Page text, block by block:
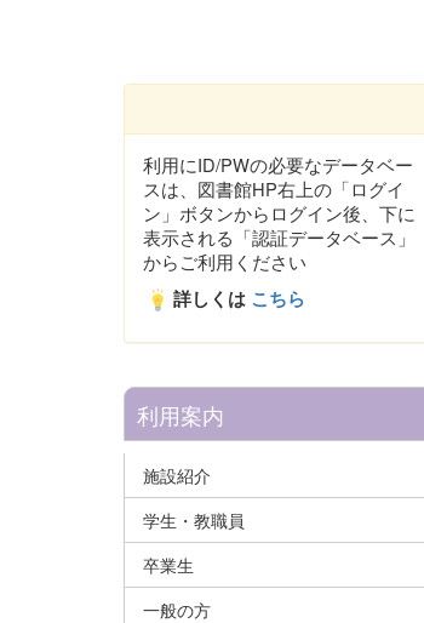
利用にID/PWの必要なデータベー
スは、図書館HP右上の「ログイ
ン」ボタンからログイン後、下に
表示される「認証データベース」
からご利用ください
詳しくは こちら
利用案内
施設紹介
学生・教職員
卒業生
一般の方